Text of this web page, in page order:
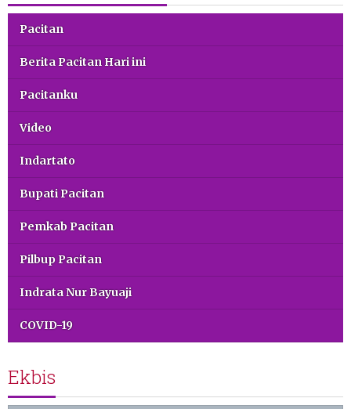
Pacitan
Berita Pacitan Hari ini
Pacitanku
Video
Indartato
Bupati Pacitan
Pemkab Pacitan
Pilbup Pacitan
Indrata Nur Bayuaji
COVID-19
Ekbis